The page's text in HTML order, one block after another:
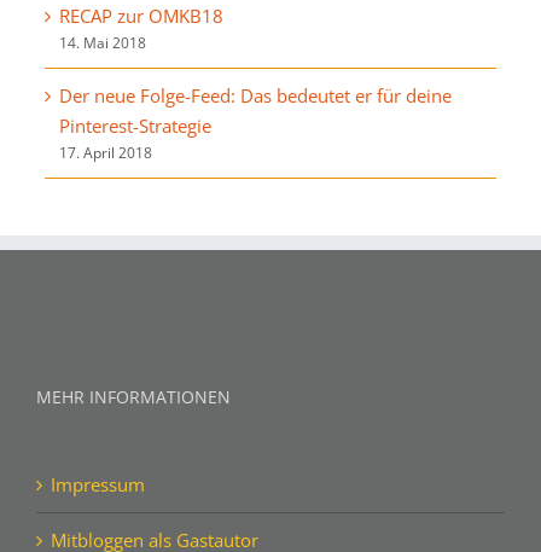
RECAP zur OMKB18
14. Mai 2018
Der neue Folge-Feed: Das bedeutet er für deine
Pinterest-Strategie
17. April 2018
MEHR INFORMATIONEN
Impressum
Mitbloggen als Gastautor